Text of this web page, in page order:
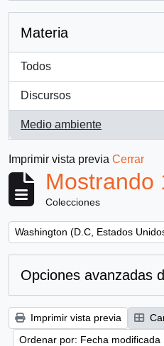
Materia
Todos
Discursos
, 1 resultados
Medio ambiente
, 1 resultados
Imprimir vista previa Cerrar
Mostrando
Colecciones
Remove filter:
Washington (D.C, Estados
Opciones avanzadas
Imprimir vista previa
Ordenar por: Fecha modificada